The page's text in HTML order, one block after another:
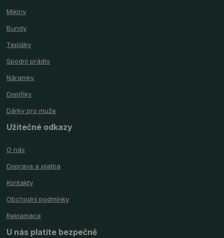
Mikiny
Bundy
Tepláky
Spodní prádlo
Náramky
Doplňky
Dárky pro muže
Užitečné odkazy
O nás
Doprava a platba
Kontakty
Obchodní podmínky
Reklamace
U nás platíte bezpečně